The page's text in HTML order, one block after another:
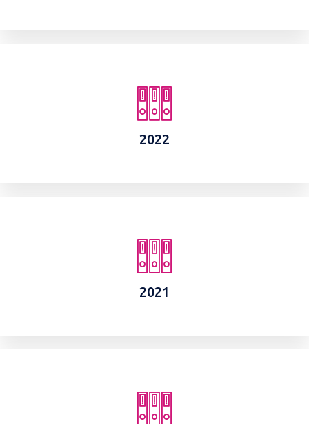
2022
2021